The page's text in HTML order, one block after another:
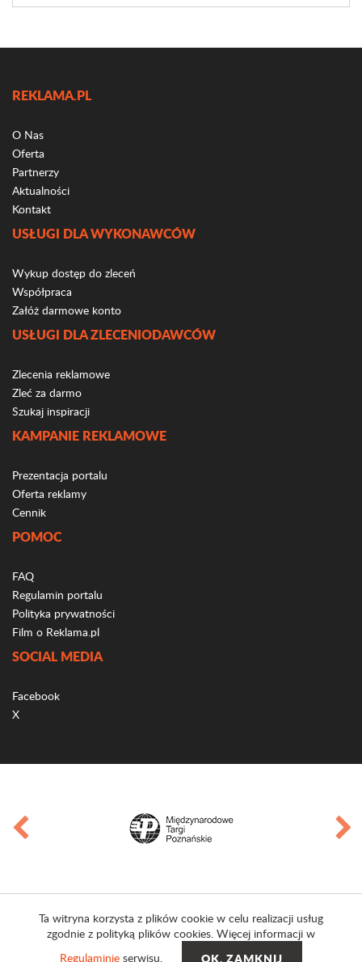
REKLAMA.PL
O Nas
Oferta
Partnerzy
Aktualności
Kontakt
USŁUGI DLA WYKONAWCÓW
Wykup dostęp do zleceń
Współpraca
Załóż darmowe konto
USŁUGI DLA ZLECENIODAWCÓW
Zlecenia reklamowe
Zleć za darmo
Szukaj inspiracji
KAMPANIE REKLAMOWE
Prezentacja portalu
Oferta reklamy
Cennik
POMOC
FAQ
Regulamin portalu
Polityka prywatności
Film o Reklama.pl
SOCIAL MEDIA
Facebook
X
Ta witryna korzysta z plików cookie w celu realizacji usług
zgodnie z polityką plików cookies. Więcej informacji w
Regulaminie serwisu.